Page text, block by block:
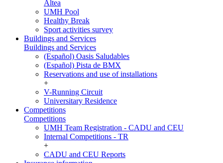
Altea
UMH Pool
Healthy Break
Sport activities survey
Buildings and Services
Buildings and Services
(Español) Oasis Saludables
(Español) Pista de BMX
Reservations and use of installations
+
V-Running Circuit
Universitary Residence
Competitions
Competitions
UMH Team Registration - CADU and CEU
Internal Competitions - TR
+
CADU and CEU Reports